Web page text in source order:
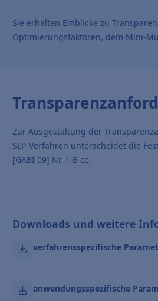
Sie erhalten Einblicke zu
Optimierungsfaktoren, dem Mini-
Zur Ausgestaltung der
SLP-Verfahren unterscheidet die
[GABI 09] Nr. 1.B cc.
Downloads und weitere
verfahrensspezifische
anwendungsspezifische